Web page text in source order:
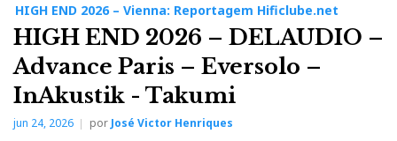
HIGH END 2026 – Vienna: Reportagem Hificlube.net
HIGH END 2026 – DELAUDIO –
Advance Paris – Eversolo –
InAkustik - Takumi
jun 24, 2026 por José Victor Henriques